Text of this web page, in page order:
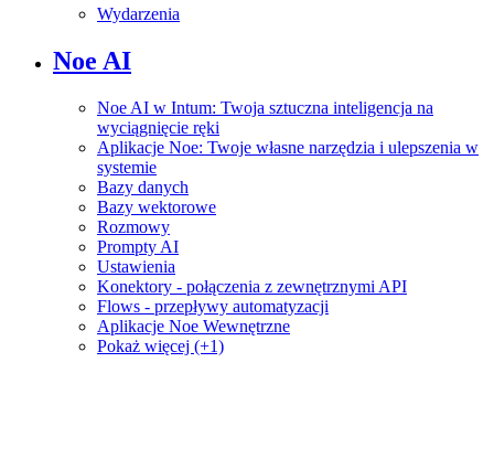
Wydarzenia
Noe AI
Noe AI w Intum: Twoja sztuczna inteligencja na
wyciągnięcie ręki
Aplikacje Noe: Twoje własne narzędzia i ulepszenia w
systemie
Bazy danych
Bazy wektorowe
Rozmowy
Prompty AI
Ustawienia
Konektory - połączenia z zewnętrznymi API
Flows - przepływy automatyzacji
Aplikacje Noe Wewnętrzne
Pokaż więcej (+1)